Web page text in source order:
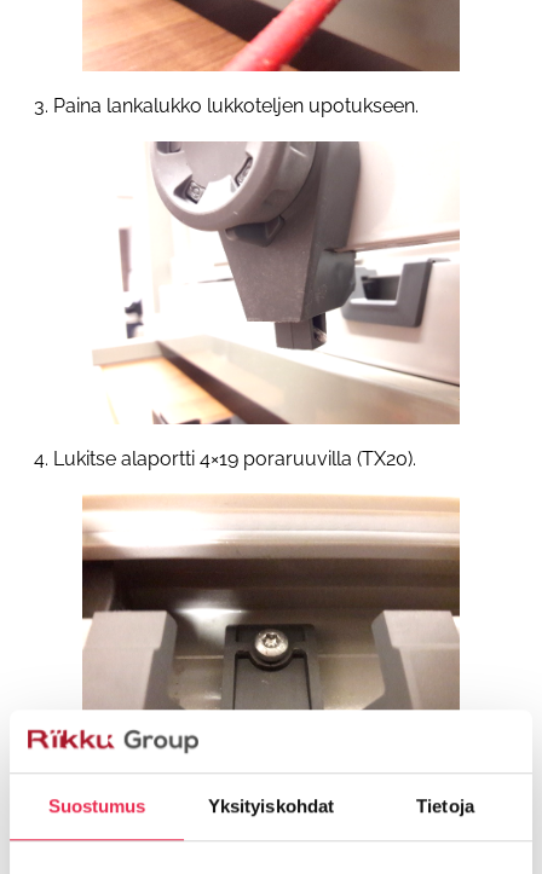
Suostumus Yksityiskohdat Tietoja
3. Paina lankalukko lukkoteljen upotukseen.
4. Lukitse alaportti 4×19 poraruuvilla (TX20).
5. Asemoi narulukko ja avauslaite sivusuunnassa
porttien keskilinjaan.